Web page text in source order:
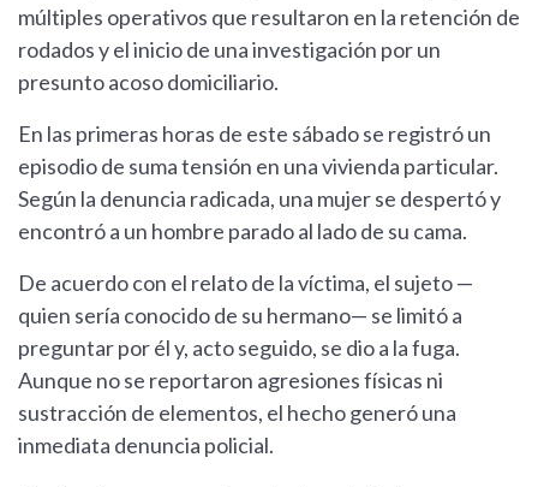
múltiples operativos que resultaron en la retención de
rodados y el inicio de una investigación por un
presunto acoso domiciliario.
En las primeras horas de este sábado se registró un
episodio de suma tensión en una vivienda particular.
Según la denuncia radicada, una mujer se despertó y
encontró a un hombre parado al lado de su cama.
De acuerdo con el relato de la víctima, el sujeto —
quien sería conocido de su hermano— se limitó a
preguntar por él y, acto seguido, se dio a la fuga.
Aunque no se reportaron agresiones físicas ni
sustracción de elementos, el hecho generó una
inmediata denuncia policial.